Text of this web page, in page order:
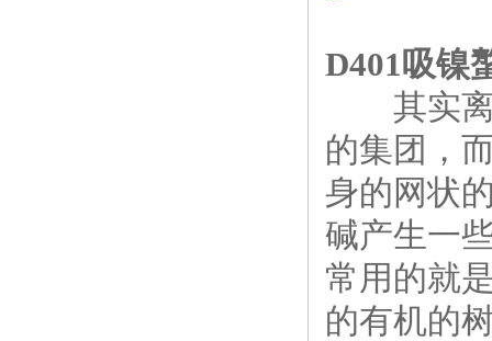
D401吸镍
其实离
的集团，
身的网状
碱产生一
常用的就
的有机的